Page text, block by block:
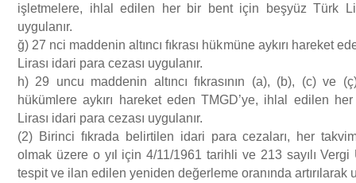
işletmelere, ihlal edilen her bir bent için beşyüz Türk
uygulanır.
ğ) 27 nci maddenin altıncı fıkrası hükmüne aykırı hareket
Lirası idari para cezası uygulanır.
h) 29 uncu maddenin altıncı fıkrasının (a), (b), (c) ve
hükümlere aykırı hareket eden TMGD’ye, ihlal edilen
Lirası idari para cezası uygulanır.
(2) Birinci fıkrada belirtilen idari para cezaları, her
olmak üzere o yıl için 4/11/1961 tarihli ve 213 sayılı Vergi
tespit ve ilan edilen yeniden değerleme oranında artırılarak